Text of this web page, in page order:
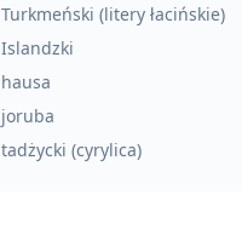
Turkmeński (litery łacińskie)
Islandzki
hausa
joruba
tadżycki (cyrylica)